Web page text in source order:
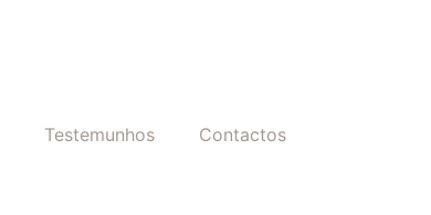
Testemunhos Contactos